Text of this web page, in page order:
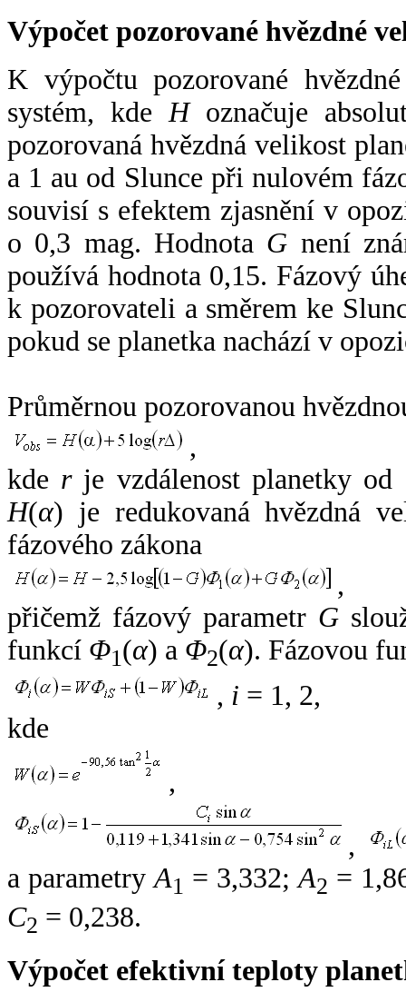
Výpočet pozorované hvězdné
K výpočtu pozorované
systém, kde Hoznačuje
pozorovaná hvězdná velikost
a 1 au od Slunce při nulovém
souvisí s efektem zjasnění v
o 0,3 mag. Hodnota G není
používá hodnota 0,15. Fázový
k pozorovateli a směrem ke
pokud se planetka nachází v
Průměrnou pozorovanou
,
kde rje vzdálenost planetky od
H(α) je redukovaná hvězdná
fázového zákona
,
přičemž fázový parametr G
funkcí Φ1(α) a Φ2(α). Fázovou
, i = 1, 2,
kde
,
,
a parametryA1 = 3,332;A2 =
C2 = 0,238.
Výpočet efektivní teploty